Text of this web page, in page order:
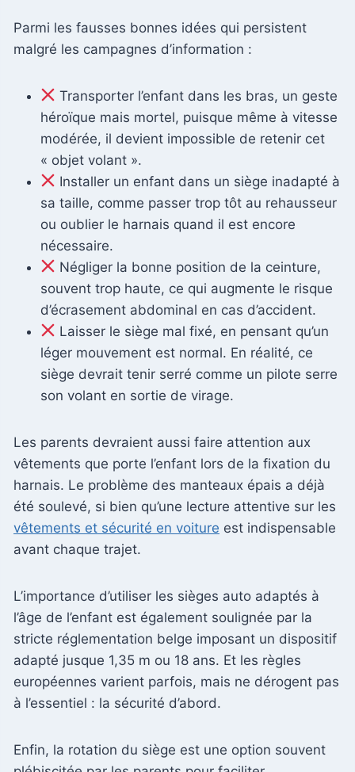
Parmi les fausses bonnes idées qui persistent
malgré les campagnes d’information :
Transporter l’enfant dans les bras, un geste
héroïque mais mortel, puisque même à vitesse
modérée, il devient impossible de retenir cet
« objet volant ».
Installer un enfant dans un siège inadapté à
sa taille, comme passer trop tôt au rehausseur
ou oublier le harnais quand il est encore
nécessaire.
Négliger la bonne position de la ceinture,
souvent trop haute, ce qui augmente le risque
d’écrasement abdominal en cas d’accident.
Laisser le siège mal fixé, en pensant qu’un
léger mouvement est normal. En réalité, ce
siège devrait tenir serré comme un pilote serre
son volant en sortie de virage.
Les parents devraient aussi faire attention aux
vêtements que porte l’enfant lors de la fixation du
harnais. Le problème des manteaux épais a déjà
été soulevé, si bien qu’une lecture attentive sur les
vêtements et sécurité en voiture est indispensable
avant chaque trajet.
L’importance d’utiliser les sièges auto adaptés à
l’âge de l’enfant est également soulignée par la
stricte réglementation belge imposant un dispositif
adapté jusque 1,35 m ou 18 ans. Et les règles
européennes varient parfois, mais ne dérogent pas
à l’essentiel : la sécurité d’abord.
Enfin, la rotation du siège est une option souvent